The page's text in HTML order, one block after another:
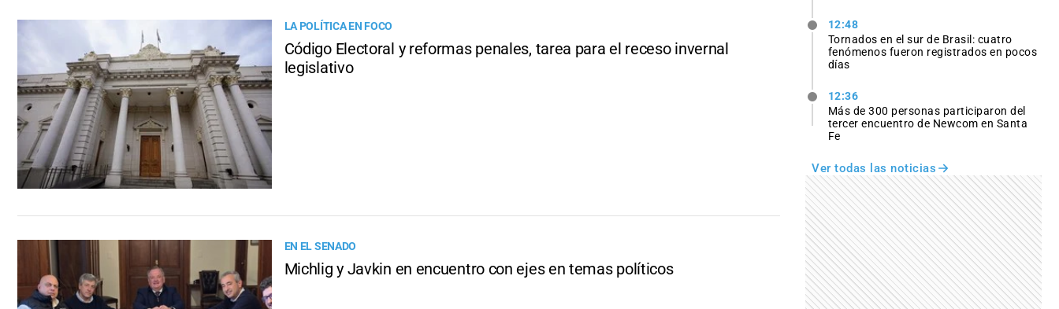
LA POLÍTICA EN FOCO
Código Electoral y reformas penales, tarea para el receso invernal
legislativo
EN EL SENADO
Michlig y Javkin en encuentro con ejes en temas políticos
12:48
Tornados en el sur de Brasil: cuatro
fenómenos fueron registrados en pocos
días
12:36
Más de 300 personas participaron del
tercer encuentro de Newcom en Santa
Fe
Ver todas las noticias